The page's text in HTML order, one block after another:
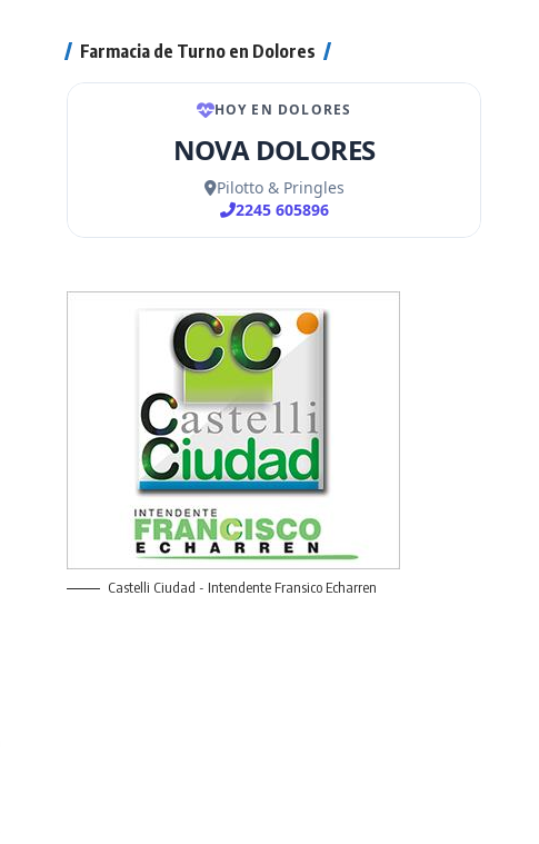
Farmacia de Turno en Dolores
Castelli Ciudad - Intendente Fransico Echarren